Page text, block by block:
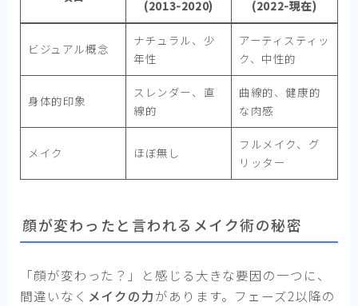
(2013-2020)
(2022-現在)
ビジュアル概念
ナチュラル、少
年性
アーティスティッ
ク、中性的
身体的印象
スレンダー、直
線的
曲線的、健康的
な肉感
メイク ほぼ無し
フルメイク、グ
リッター
顔が変わったと言われるメイク術の秘密
「顔が変わった？」と感じる大きな要因の一つに、
間違いなく メイクの力があります。フェーズ2以降の